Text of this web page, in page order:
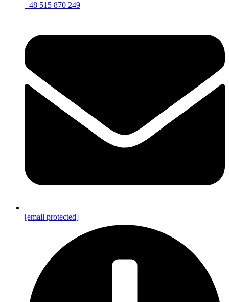
+48 515 870 249
[email protected]